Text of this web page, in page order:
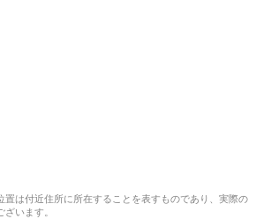
は付近住所に所在することを表すものであり、実際の
います。